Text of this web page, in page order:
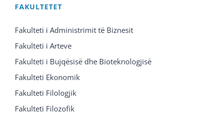
FAKULTETET
Fakulteti i Administrimit të Biznesit
Fakulteti i Arteve
Fakulteti i Bujqësisë dhe Bioteknologjisë
Fakulteti Ekonomik
Fakulteti Filologjik
Fakulteti Filozofik